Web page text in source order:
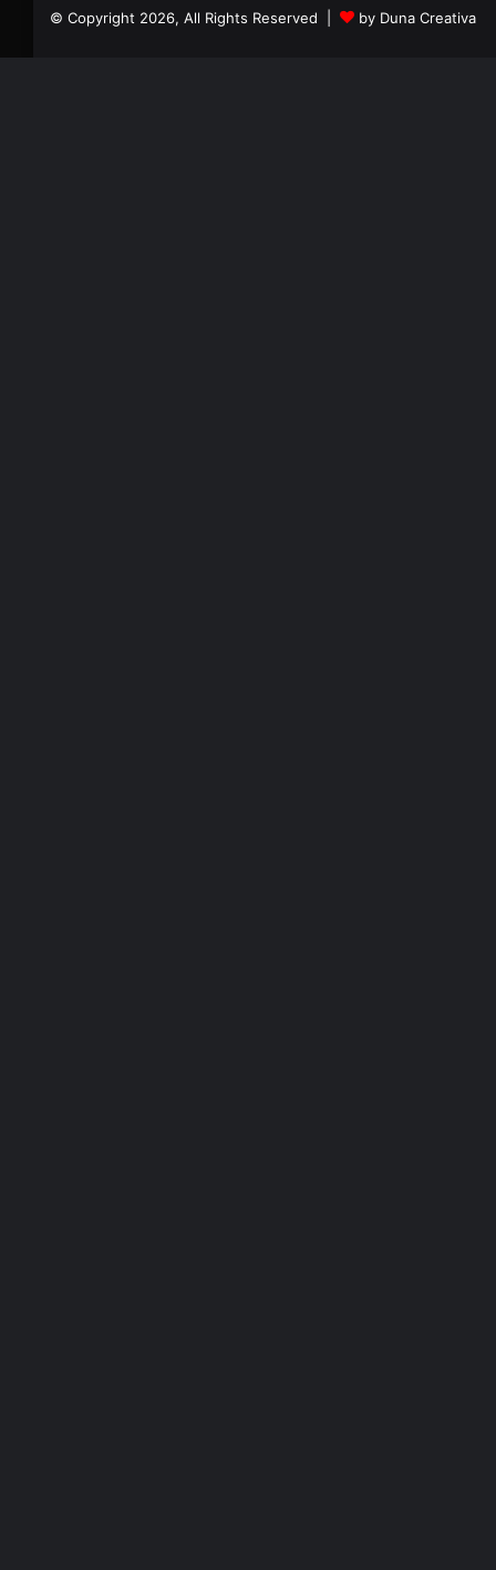
© Copyright 2026, All Rights Reserved | by Duna Creativa